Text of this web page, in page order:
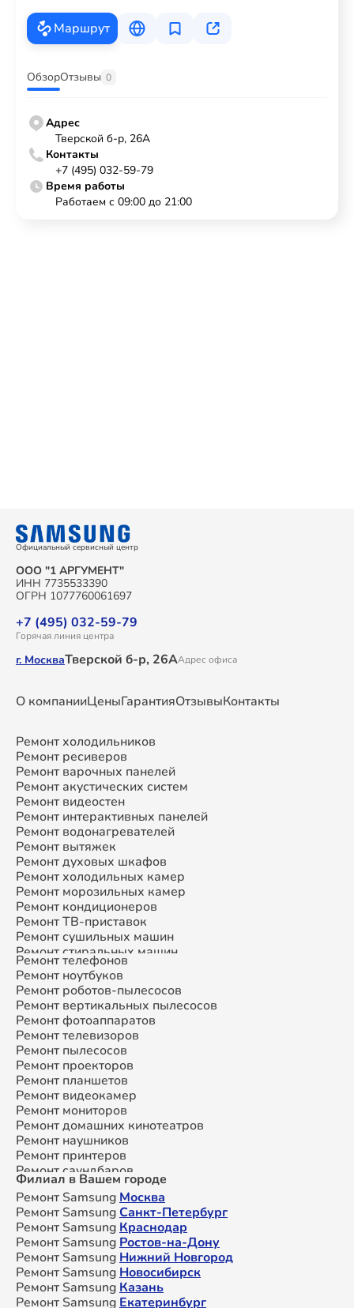
Маршрут
ОбзорОтзывы 0
Адрес
Тверской б-р, 26А
Контакты
+7 (495) 032-59-79
Время работы
Работаем с 09:00 до 21:00
Официальный сервисный центр
ООО "1 АРГУМЕНТ"
ИНН 7735533390
ОГРН 1077760061697
+7 (495) 032-59-79
Горячая линия центра
г. МоскваТверской б-р, 26ААдрес офиса
О компанииЦеныГарантияОтзывыКонтакты
Ремонт холодильников
Ремонт ресиверов
Ремонт варочных панелей
Ремонт акустических систем
Ремонт видеостен
Ремонт интерактивных панелей
Ремонт водонагревателей
Ремонт вытяжек
Ремонт духовых шкафов
Ремонт холодильных камер
Ремонт морозильных камер
Ремонт кондиционеров
Ремонт ТВ-приставок
Ремонт сушильных машин
Ремонт стиральных машин
Ремонт микроволновых печей
Ремонт смарт-часов
Ремонт атс
Ремонт сплит-систем
Ремонт телефонов
Ремонт ноутбуков
Ремонт роботов-пылесосов
Ремонт вертикальных пылесосов
Ремонт фотоаппаратов
Ремонт телевизоров
Ремонт пылесосов
Ремонт проекторов
Ремонт планшетов
Ремонт видеокамер
Ремонт мониторов
Ремонт домашних кинотеатров
Ремонт наушников
Ремонт принтеров
Ремонт саундбаров
Ремонт VR систем
Ремонт сабвуферов
Ремонт посудомоечных машин
Филиал в Вашем городе
Ремонт Samsung Москва
Ремонт SamsungСанкт-Петербург
Ремонт Samsung Краснодар
Ремонт Samsung Ростов-на-Дону
Ремонт Samsung Нижний Новгород
Ремонт Samsung Новосибирск
Ремонт Samsung Казань
Ремонт Samsung Екатеринбург